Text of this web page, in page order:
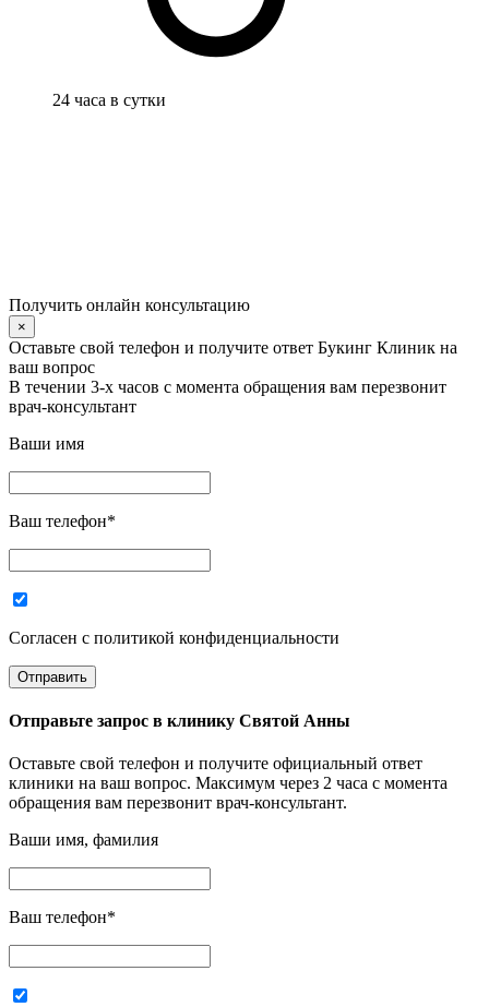
24 часа в сутки
Получить онлайн консультацию
×
Оставьте свой телефон и получите ответ Букинг Клиник на
ваш вопрос
В течении 3-х часов с момента обращения вам перезвонит
врач-консультант
Ваши имя
Ваш телефон*
Согласен с политикой конфиденциальности
Отправьте запрос в клинику Святой Анны
Оставьте свой телефон и получите официальный ответ
клиники на ваш вопрос. Максимум через 2 часа с момента
обращения вам перезвонит врач-консультант.
Ваши имя, фамилия
Ваш телефон*